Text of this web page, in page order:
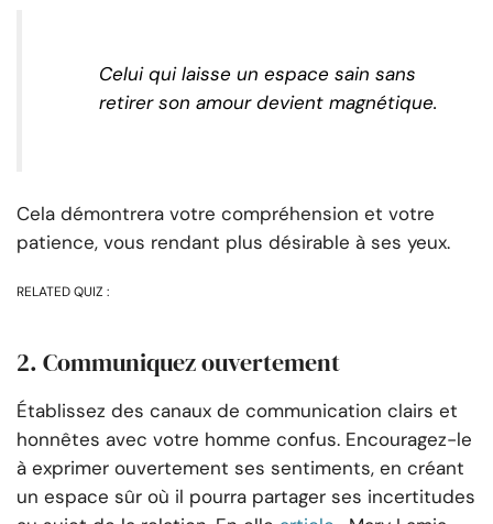
Celui qui laisse un espace sain sans
retirer son amour devient magnétique.
Cela démontrera votre compréhension et votre
patience, vous rendant plus désirable à ses yeux.
RELATED QUIZ :
2. Communiquez ouvertement
Établissez des canaux de communication clairs et
honnêtes avec votre homme confus. Encouragez-le
à exprimer ouvertement ses sentiments, en créant
un espace sûr où il pourra partager ses incertitudes